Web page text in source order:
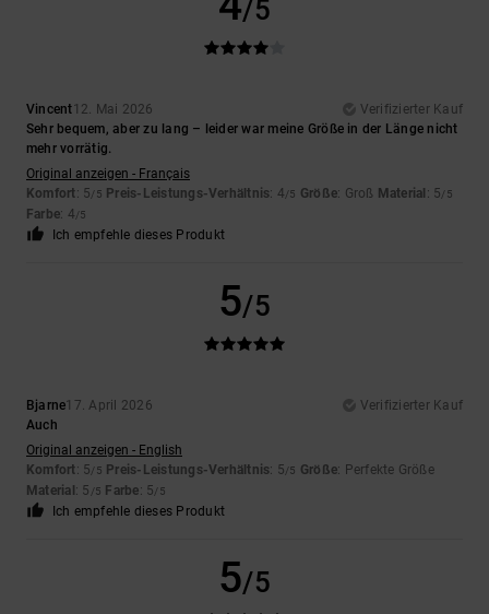
/5
Vincent12. Mai 2026
Verifizierter Kauf
Sehr bequem, aber zu lang – leider war meine Größe in der Länge nicht
mehr vorrätig.
Original anzeigen - Français
Komfort: 5/5 Preis-Leistungs-Verhältnis: 4/5 Größe: Groß Material : 5/5
Farbe: 4/5
Ich empfehle dieses Produkt
5/5
Bjarne17. April 2026
Verifizierter Kauf
Auch
Original anzeigen - English
Komfort: 5/5 Preis-Leistungs-Verhältnis: 5/5 Größe: Perfekte Größe
Material : 5 /5 Farbe: 5/5
Ich empfehle dieses Produkt
5/5